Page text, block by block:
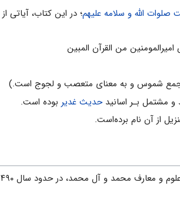
صلوات الله و سلامه علیهم؛ در این کتاب، آیاتی از
من القرآن المبین
شموس و به معناى متعصب و لجوج است.)
حدیث غدیر بوده است.
از آن نام برده‌است.
آل محمد، در حدود سال ۴۹۰ هجرى دیده از جهان فرو بست.